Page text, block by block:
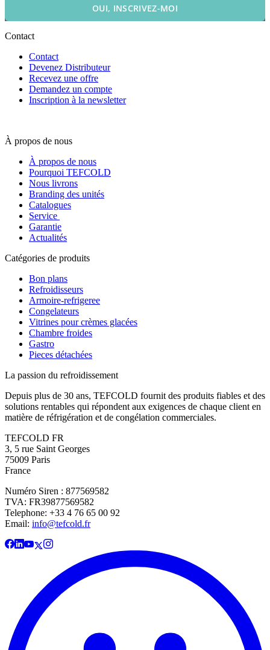
OUI, INSCRIVEZ-MOI
Contact
Contact
Devenez Distributeur
Recevez une offre
Demandez un compte
Inscription à la newsletter
À propos de nous
À propos de nous
Pourquoi TEFCOLD
Nous livrons
Branding des unités
Catalogues
Service
Garantie
Actualités
Catégories de produits
Bon plans
Refroidisseurs
Armoire-refrigeree
Congelateurs
Vitrines pour crèmes glacées
Chambre froides
Gastro
Pieces détachées
La passion du refroidissement
Depuis plus de 30 ans, TEFCOLD fournit des produits fiables et des
solutions rentables qui répondent aux exigences de chaque client en
matière de réfrigération et de congélation commerciales.
TEFCOLD FR
3, 5 rue Saint Georges
75009 Paris
France
Numéro Siren : 877569582
TVA: FR39877569582
Telephone: +33 4 76 65 00 92
Email: info@tefcold.fr